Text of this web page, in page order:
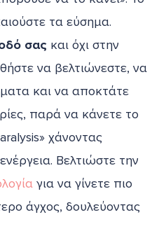
τα εύσημα.
σας και όχι στην
να βελτιώνεστε, να
και να αποκτάτε
παρά να κάνετε το
χάνοντας
Βελτιώστε την
για να γίνετε πιο
άγχος, δουλεύοντας